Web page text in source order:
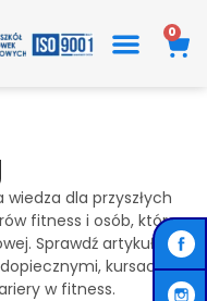
0
dla przyszłych
fitness i osób, które
Sprawdź artykuły o
kursach,
w fitness.